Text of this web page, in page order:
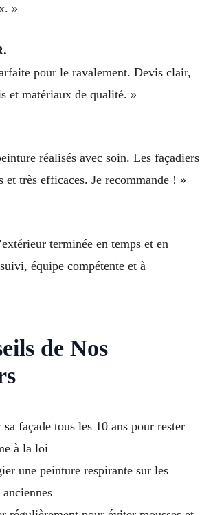
»
pour le ravalement. Devis clair,
et matériaux de qualité. »
réalisés avec soin. Les façadiers
et très efficaces. Je recommande ! »
terminée en temps et en
équipe compétente et à
de Nos
sa façade tous les 10 ans pour rester
à la loi
une peinture respirante sur les
anciennes